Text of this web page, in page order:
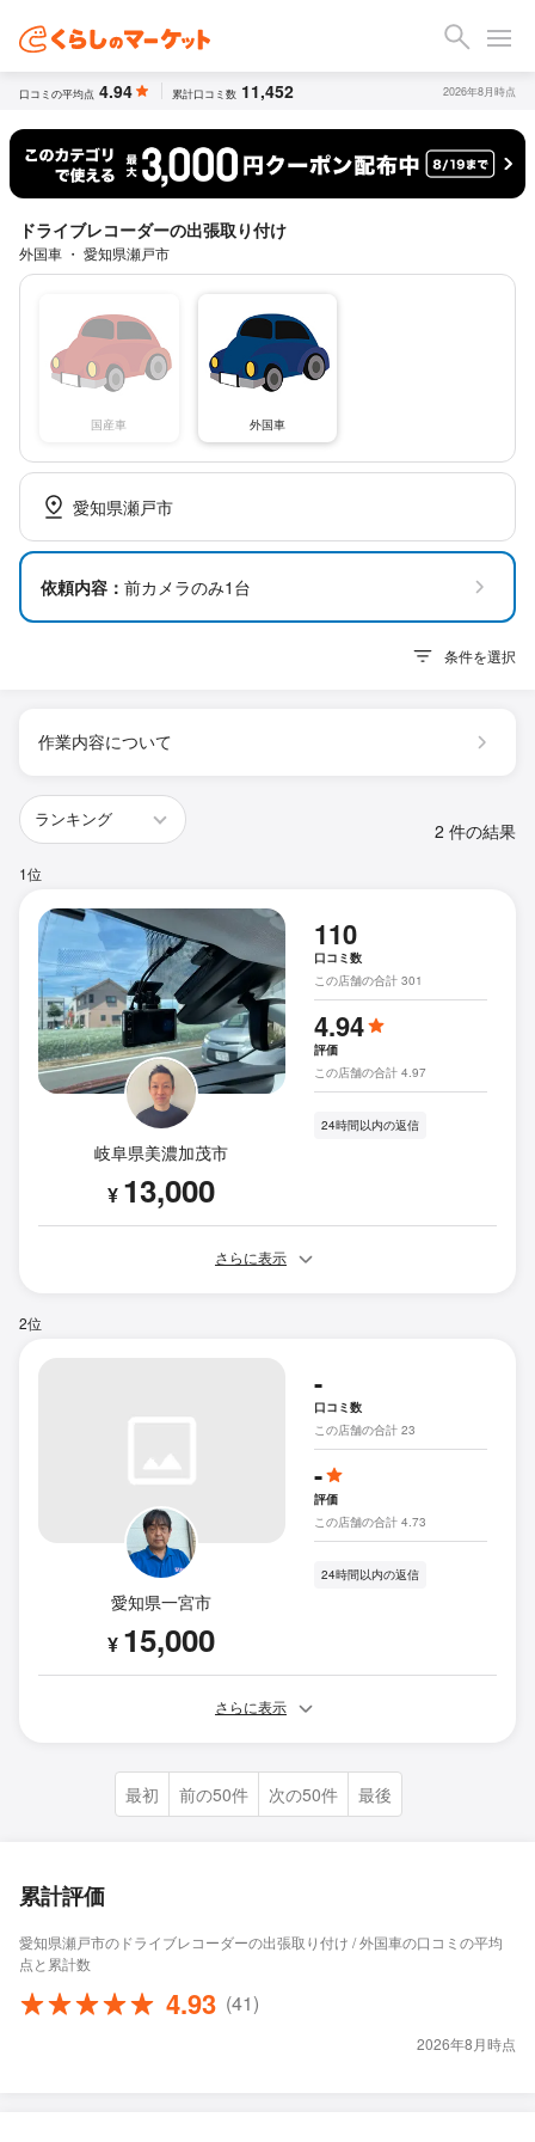
口コミの平均点 4.94 累計口コミ数 11,452 2026年8月時点
ドライブレコーダーの出張取り付け
外国車 ・ 愛知県瀬戸市
国産車 外国車
愛知県瀬戸市
依頼内容： 前カメラのみ1台
条件を選択
作業内容について
2 件の結果
1位
岐阜県美濃加茂市
¥ 13,000
110
口コミ数
この店舗の合計 301
4.94
評価
この店舗の合計 4.97
24時間以内の返信
さらに表示
2位
愛知県一宮市
¥ 15,000
-
口コミ数
この店舗の合計 23
-
評価
この店舗の合計 4.73
24時間以内の返信
さらに表示
最初 前の50件 次の50件 最後
累計評価
愛知県瀬戸市のドライブレコーダーの出張取り付け / 外国車の口コミの平均
点と累計数
4.93 (41)
2026年8月時点